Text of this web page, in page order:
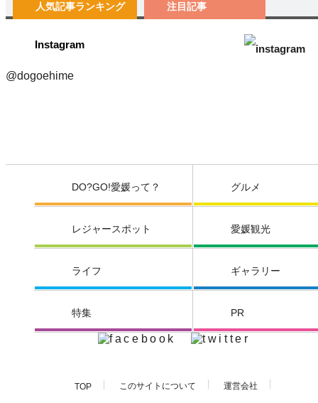
人気記事ランキング 注目記事
Instagram
@dogoehime
DO?GO!愛媛って？ グルメ
レジャースポット 愛媛観光
ライフ ギャラリー
特集 PR
TOP このサイトについて 運営会社